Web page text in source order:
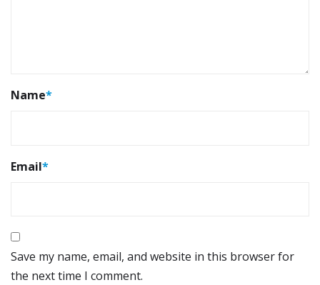
Name*
Email*
Save my name, email, and website in this browser for
the next time I comment.